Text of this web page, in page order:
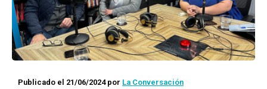
Publicado el 21/06/2024por La Conversación